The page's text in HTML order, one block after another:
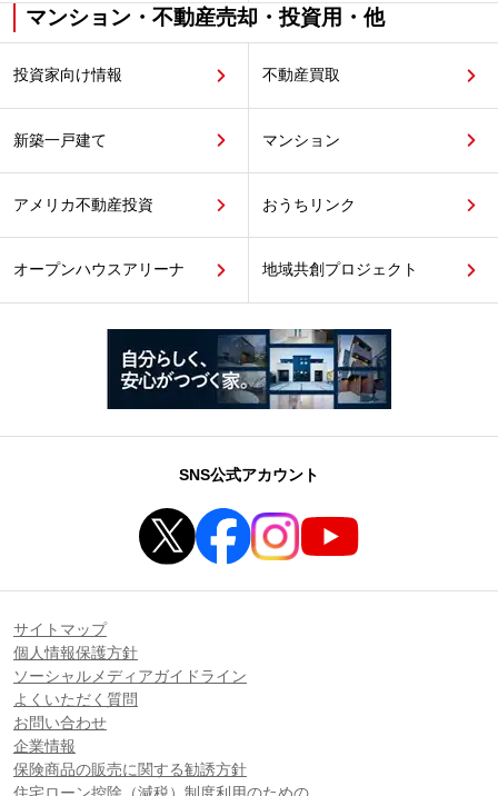
マンション・不動産売却・投資用・他
投資家向け情報 不動産買取
新築一戸建て マンション
アメリカ不動産投資 おうちリンク
オープンハウスアリーナ 地域共創プロジェクト
SNS公式アカウント
サイトマップ
個人情報保護方針
ソーシャルメディアガイドライン
よくいただく質問
お問い合わせ
企業情報
保険商品の販売に関する勧誘方針